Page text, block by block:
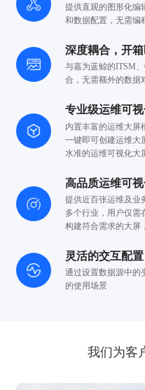
提供直观的图形化编
和数据配置，无需编
深度耦合，开箱
与嘉为蓝鲸的ITSM
合，无需额外的数据
专业级运维可
内置丰富的运维大屏
一键即可创建运维大
水准的运维可视化大
高品质运维可
提供近百张运维及业
多个行业，用户仅需
构建符合需求的大屏
灵活的交互配置
通过设置数据源中的
的使用场景
我们为客